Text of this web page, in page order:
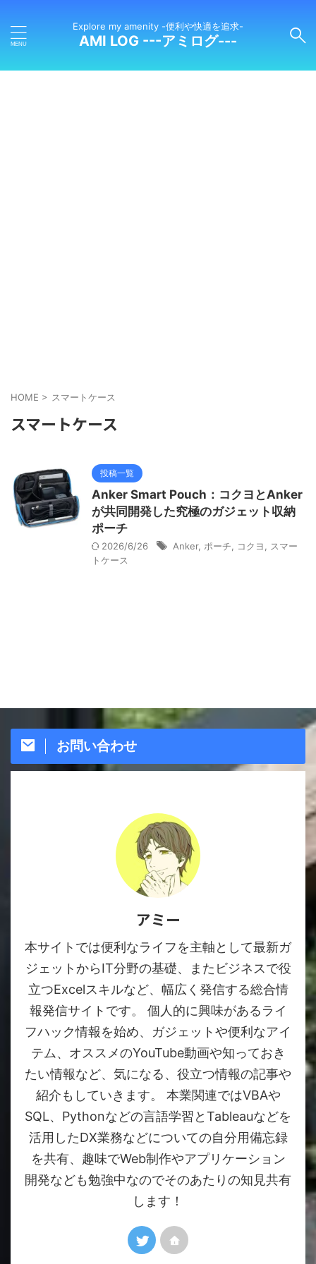
Explore my amenity -便利や快適を追求-
AMI LOG ---アミログ---
HOME > スマートケース
スマートケース
投稿一覧
Anker Smart Pouch：コクヨとAnker
が共同開発した究極のガジェット収納
ポーチ
2026/6/26 Anker, ポーチ コクヨ
スマー
トケース
お問い合わせ
アミー
本サイトでは便利なライフを主軸として最新ガ
ジェットからIT分野の基礎、またビジネスで役
立つExcelスキルなど、幅広く発信する総合情
報発信サイトです。 個人的に興味があるライ
フハック情報を始め、ガジェットや便利なアイ
テム、オススメのYouTube動画や知っておき
たい情報など、気になる、役立つ情報の記事や
紹介もしていきます。 本業関連ではVBAや
SQL、Pythonなどの言語学習とTableauなどを
活用したDX業務などについての自分用備忘録
を共有、趣味でWeb制作やアプリケーション
開発なども勉強中なのでそのあたりの知見共有
します！